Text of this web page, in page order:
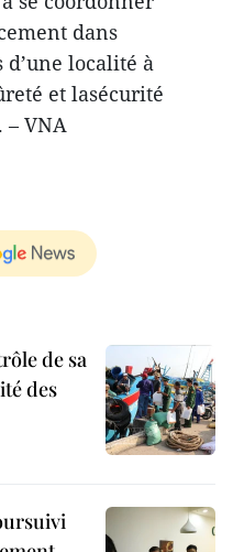
dans
localité à
et lasécurité
– VNA
de sa
des